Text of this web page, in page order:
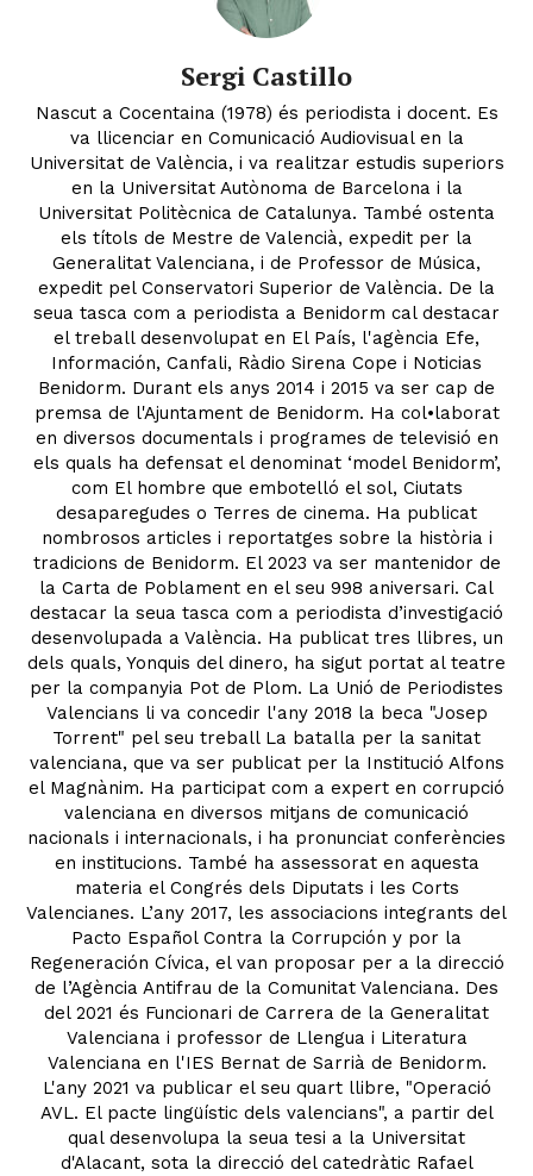
Sergi Castillo
Nascut a Cocentaina (1978) és periodista i docent. Es
va llicenciar en Comunicació Audiovisual en la
Universitat de València, i va realitzar estudis superiors
en la Universitat Autònoma de Barcelona i la
Universitat Politècnica de Catalunya. També ostenta
els títols de Mestre de Valencià, expedit per la
Generalitat Valenciana, i de Professor de Música,
expedit pel Conservatori Superior de València. De la
seua tasca com a periodista a Benidorm cal destacar
el treball desenvolupat en El País, l'agència Efe,
Información, Canfali, Ràdio Sirena Cope i Noticias
Benidorm. Durant els anys 2014 i 2015 va ser cap de
premsa de l'Ajuntament de Benidorm. Ha col•laborat
en diversos documentals i programes de televisió en
els quals ha defensat el denominat ‘model Benidorm’,
com El hombre que embotelló el sol, Ciutats
desaparegudes o Terres de cinema. Ha publicat
nombrosos articles i reportatges sobre la història i
tradicions de Benidorm. El 2023 va ser mantenidor de
la Carta de Poblament en el seu 998 aniversari. Cal
destacar la seua tasca com a periodista d’investigació
desenvolupada a València. Ha publicat tres llibres, un
dels quals, Yonquis del dinero, ha sigut portat al teatre
per la companyia Pot de Plom. La Unió de Periodistes
Valencians li va concedir l'any 2018 la beca "Josep
Torrent" pel seu treball La batalla per la sanitat
valenciana, que va ser publicat per la Institució Alfons
el Magnànim. Ha participat com a expert en corrupció
valenciana en diversos mitjans de comunicació
nacionals i internacionals, i ha pronunciat conferències
en institucions. També ha assessorat en aquesta
materia el Congrés dels Diputats i les Corts
Valencianes. L’any 2017, les associacions integrants del
Pacto Español Contra la Corrupción y por la
Regeneración Cívica, el van proposar per a la direcció
de l’Agència Antifrau de la Comunitat Valenciana. Des
del 2021 és Funcionari de Carrera de la Generalitat
Valenciana i professor de Llengua i Literatura
Valenciana en l'IES Bernat de Sarrià de Benidorm.
L'any 2021 va publicar el seu quart llibre, "Operació
AVL. El pacte lingüístic dels valencians", a partir del
qual desenvolupa la seua tesi a la Universitat
d'Alacant, sota la direcció del catedràtic Rafael